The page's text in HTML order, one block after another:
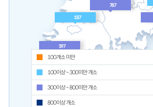
249
637
100개소 미만
100이상 ~ 300미만 개소
300이상 ~ 800미만 개소
800이상 개소